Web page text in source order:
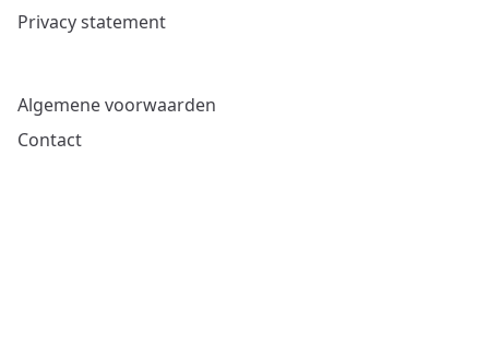
Privacy statement
Algemene voorwaarden
Contact